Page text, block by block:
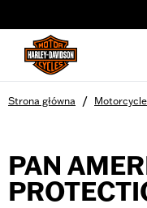
Strona główna /
PAN